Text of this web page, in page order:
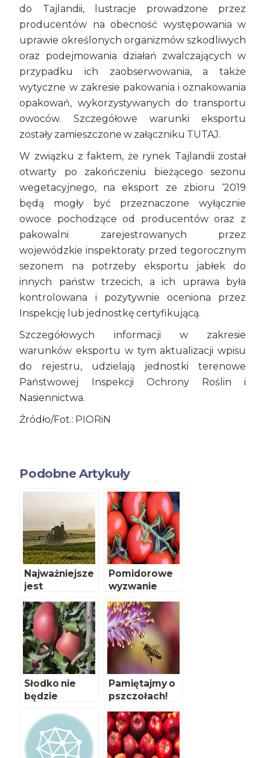
do Tajlandii, lustracje prowadzone przez
producentów na obecność występowania w
uprawie określonych organizmów szkodliwych
oraz podejmowania działań zwalczających w
przypadku ich zaobserwowania, a także
wytyczne w zakresie pakowania i oznakowania
opakowań, wykorzystywanych do transportu
owoców. Szczegółowe warunki eksportu
zostały zamieszczone w załączniku TUTAJ.
W związku z faktem, że rynek Tajlandii został
otwarty po zakończeniu bieżącego sezonu
wegetacyjnego, na eksport ze zbioru ‘2019
będą mogły być przeznaczone wyłącznie
owoce pochodzące od producentów oraz z
pakowalni zarejestrowanych przez
wojewódzkie inspektoraty przed tegorocznym
sezonem na potrzeby eksportu jabłek do
innych państw trzecich, a ich uprawa była
kontrolowana i pozytywnie oceniona przez
Inspekcję lub jednostkę certyfikującą.
Szczegółowych informacji w zakresie
warunków eksportu w tym aktualizacji wpisu
do rejestru, udzielają jednostki terenowe
Państwowej Inspekcji Ochrony Roślin i
Nasiennictwa.
Źródło/Fot.: PIORiN
Podobne Artykuły
Najważniejsze
jest
bezpieczeńst
wo
konsumenta
Pomidorowe
wyzwanie
Słodko nie
będzie
Pamiętajmy o
pszczołach!